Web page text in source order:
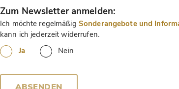
Zum Newsletter anmelden:
Ich möchte regelmäßig Sonderangebote und
kann ich jederzeit widerrufen.
Ja
Nein